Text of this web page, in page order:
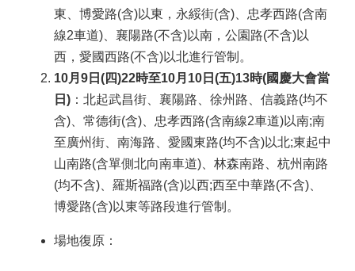
東、博愛路(含)以東，永綏街(含)、忠孝西路(含南
線2車道)、襄陽路(不含)以南，公園路(不含)以
西，愛國西路(不含)以北進行管制。
10月9日(四)22時至10月10日(五)13時(國慶大會當
日) ：北起武昌街、襄陽路、徐州路、信義路(均不
含)、常德街(含)、忠孝西路(含南線2車道)以南;南
至廣州街、南海路、愛國東路(均不含)以北;東起中
山南路(含單側北向南車道)、林森南路、杭州南路
(均不含)、羅斯福路(含)以西;西至中華路(不含)、
博愛路(含)以東等路段進行管制。
場地復原：